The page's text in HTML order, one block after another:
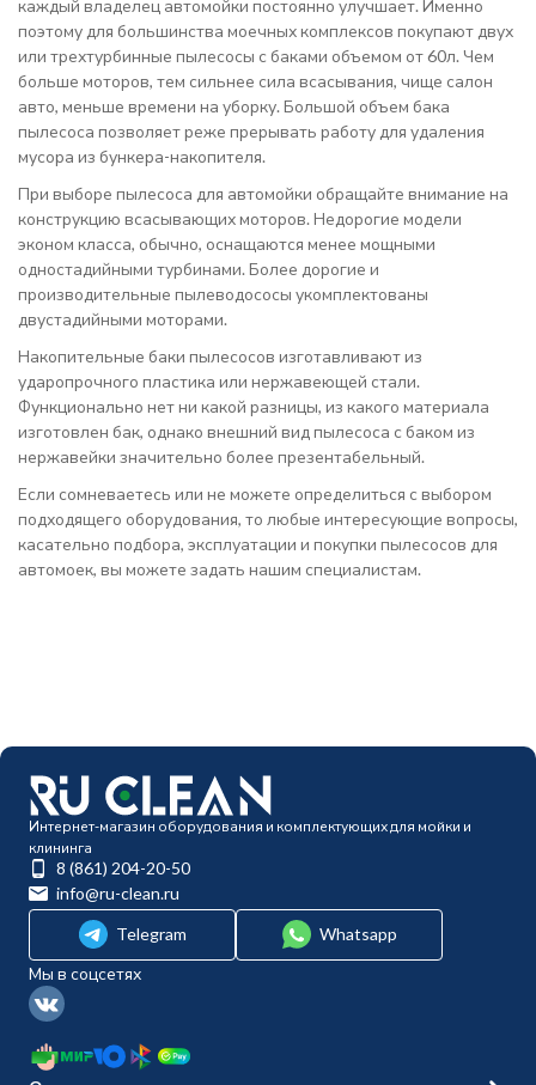
каждый владелец автомойки постоянно улучшает. Именно
поэтому для большинства моечных комплексов покупают двух
или трехтурбинные пылесосы с баками объемом от 60л. Чем
больше моторов, тем сильнее сила всасывания, чище салон
авто, меньше времени на уборку. Большой объем бака
пылесоса позволяет реже прерывать работу для удаления
мусора из бункера-накопителя.
При выборе пылесоса для автомойки обращайте внимание на
конструкцию всасывающих моторов. Недорогие модели
эконом класса, обычно, оснащаются менее мощными
одностадийными турбинами. Более дорогие и
производительные пылеводососы укомплектованы
двустадийными моторами.
Накопительные баки пылесосов изготавливают из
ударопрочного пластика или нержавеющей стали.
Функционально нет ни какой разницы, из какого материала
изготовлен бак, однако внешний вид пылесоса с баком из
нержавейки значительно более презентабельный.
Если сомневаетесь или не можете определиться с выбором
подходящего оборудования, то любые интересующие вопросы,
касательно подбора, эксплуатации и покупки пылесосов для
автомоек, вы можете задать нашим специалистам.
Интернет-магазин оборудования и комплектующих для мойки и
клининга
8 (861) 204-20-50
info@ru-clean.ru
Telegram
Whatsapp
Мы в соцсетях